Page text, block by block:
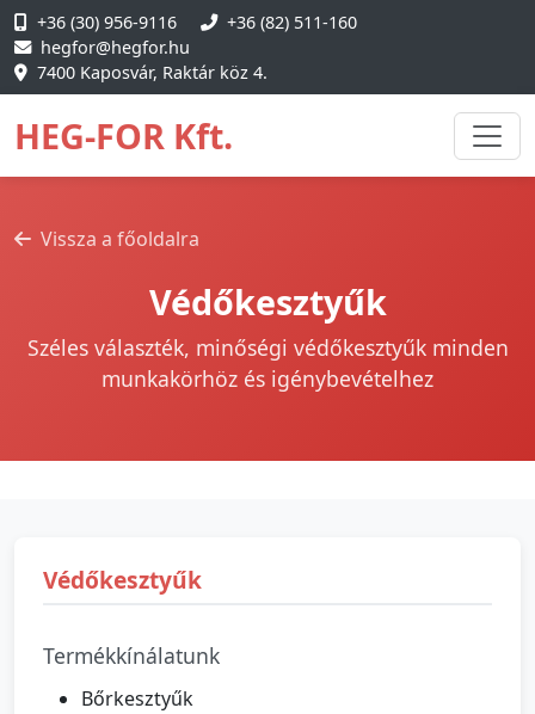
+36 (30) 956-9116
+36 (82) 511-160
hegfor@hegfor.hu
7400 Kaposvár, Raktár köz 4.
HEG-FOR Kft.
Vissza a főoldalra
Védőkesztyűk
Széles választék, minőségi védőkesztyűk minden
munkakörhöz és igénybevételhez
Védőkesztyűk
Termékkínálatunk
Bőrkesztyűk